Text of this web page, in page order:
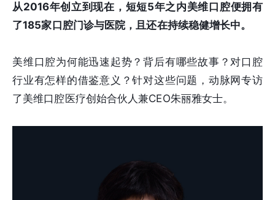
从2016年创立到现在，短短5年之内美维口腔便拥有
了185家口腔门诊与医院，且还在持续稳健增长中。
美维口腔为何能迅速起势？背后有哪些故事？对口腔
行业有怎样的借鉴意义？针对这些问题，动脉网专访
了美维口腔医疗创始合伙人兼CEO朱丽雅女士。